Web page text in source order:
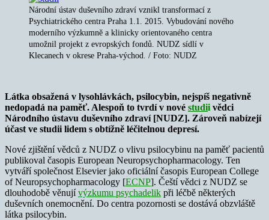
Národní ústav duševního zdraví vznikl transformací z
Psychiatrického centra Praha 1.1. 2015. Vybudování nového
moderního výzkumně a klinicky orientovaného centra
umožnil projekt z evropských fondů. NUDZ sídlí v
Klecanech v okrese Praha-východ. / Foto: NUDZ
Látka obsažená v lysohlávkách, psilocybin, nejspíš negativně
nedopadá na paměť. Alespoň to tvrdí v nové studii vědci
Národního ústavu duševního zdraví [NUDZ]. Zároveň nabízejí
účast ve studii lidem s obtížně léčitelnou depresí.
Nové zjištění vědců z NUDZ o vlivu psilocybinu na paměť pacientů
publikoval časopis European Neuropsychopharmacology. Ten
vytváří společnost Elsevier jako oficiální časopis European College
of Neuropsychopharmacology [ECNP]. Čeští vědci z NUDZ se
dlouhodobě věnujívýzkumu psychadelik při léčbě některých
duševních onemocnění. Do centra pozornosti se dostává obzvláště
látka psilocybin.